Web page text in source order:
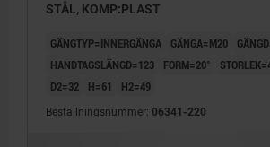
STÅL, KOMP:PLAST
GÄNGTYP=INNERGÄNGA GÄNGA=M20
HANDTAGSLÄNGD=123
FORM=20°
D2=32
H=61 H2=49
Beställningsnummer: 06341-220